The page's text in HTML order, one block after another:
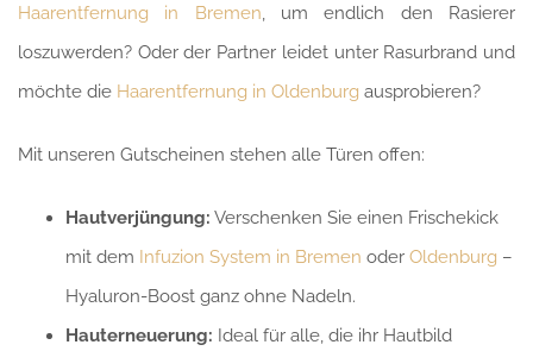
Haarentfernung in Bremen, um endlich den Rasierer
loszuwerden? Oder der Partner leidet unter Rasurbrand und
möchte die Haarentfernung in Oldenburg ausprobieren?
Mit unseren Gutscheinen stehen alle Türen offen:
Hautverjüngung: Verschenken Sie einen Frischekick
mit dem Infuzion System in Bremen oder Oldenburg –
Hyaluron-Boost ganz ohne Nadeln.
Hauterneuerung: Ideal für alle, die ihr Hautbild